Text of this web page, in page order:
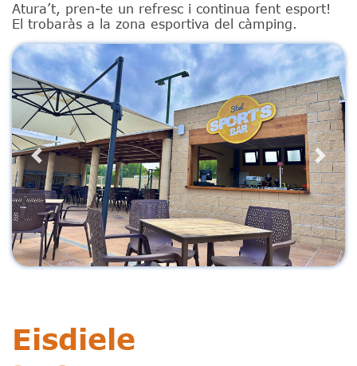
Atura’t, pren-te un refresc i continua fent esport!
El trobaràs a la zona esportiva del càmping.
Previous Next
Eisdiele